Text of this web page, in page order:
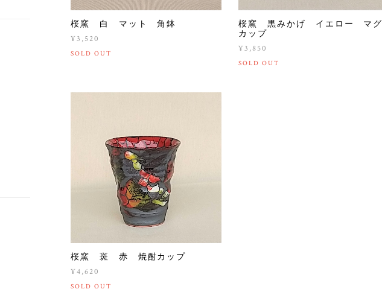
桜窯 白 マット 角鉢
¥3,520
SOLD OUT
桜窯 黒みかげ イエロー マグ
カップ
¥3,850
SOLD OUT
桜窯 斑 赤 焼酎カップ
¥4,620
SOLD OUT